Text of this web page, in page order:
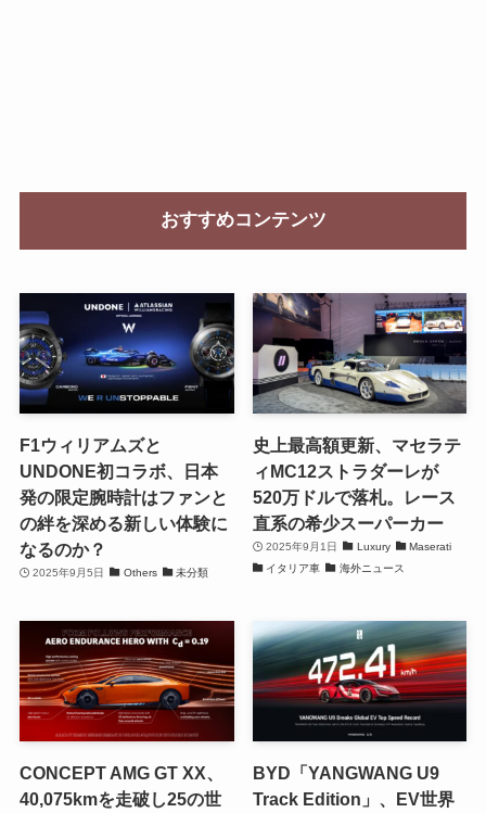
おすすめコンテンツ
F1ウィリアムズと
UNDONE初コラボ、日本
発の限定腕時計はファンと
の絆を深める新しい体験に
なるのか？
2025年9月5日 Others 未分類
史上最高額更新、マセラテ
ィMC12ストラダーレが
520万ドルで落札。レース
直系の希少スーパーカー
2025年9月1日 Luxury
Maserati
イタリア車
海外ニュース
CONCEPT AMG GT XX、
40,075kmを走破し25の世
BYD「YANGWANG U9
Track Edition」、EV世界